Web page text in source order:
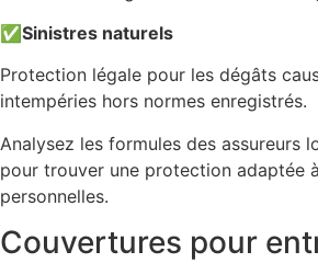
✅Sinistres naturels
Protection légale pour les dégâts
intempéries hors normes enregistrés.
Analysez les formules des assureurs
pour trouver une protection adaptée
personnelles.
Couvertures pour